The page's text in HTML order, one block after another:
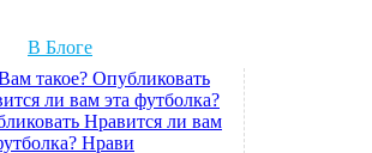
В Блоге
такое? Опубликовать
ли вам эта футболка?
Нравится ли вам
Нрави